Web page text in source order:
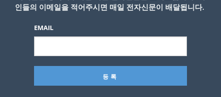
공개하기도 했다.
투표용지 부족 사태에 책임을 지고 5일 사의를
뜻이 담긴 사전투표지를 선거일까지 안전하게
보관하고 있다”는 입장을 낸 것도 이를 의식한
인들의 이메일을 적어주시면 매일 전자신문이 배달됩니다.
EMAIL